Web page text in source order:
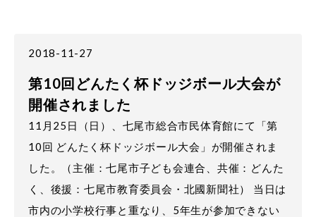
2018-11-27
第10回どんたく杯ドッジボール大会が
開催されました
11月25日（日）、七尾市総合市民体育館にて「第
10回 どんたく杯ドッジボール大会」が開催されま
した。（主催：七尾市子ども会連合、共催：どんた
く、後援：七尾市教育委員会・北國新聞社） 当日は
市内の小学校行事と重なり、5年生が参加できない